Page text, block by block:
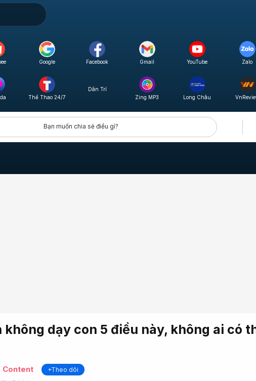
Google Facebook Gmail YouTube Zalo
Thể Thao 24/7
Dân Trí
Zing MP3
Long Châu
Bạn muốn chia sẻ điều gì?
không dạy con 5 điều này, không ai có
Content
+Theo dõi